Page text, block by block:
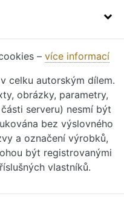
– více informací
celku autorským dílem.
obrázky, parametry,
serveru) nesmí být
bez výslovného
a označení výrobků,
být registrovanými
vlastníků.